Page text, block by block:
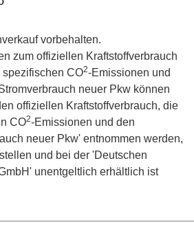
vorbehalten.
zum offiziellen Kraftstoffverbrauch
CO2-Emissionen und
neuer Pkw können
offiziellen Kraftstoffverbrauch, die
CO2-Emissionen und den
neuer Pkw' entnommen werden,
und bei der 'Deutschen
unentgeltlich erhältlich ist